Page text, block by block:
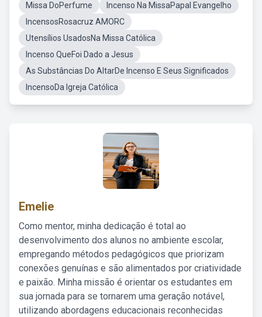
Missa DoPerfume
Incenso Na MissaPapal Evangelho
IncensosRosacruz AMORC
Utensílios UsadosNa Missa Católica
Incenso QueFoi Dado a Jesus
As Substâncias Do AltarDe Incenso E Seus Significados
IncensoDa Igreja Católica
Emelie
Como mentor, minha dedicação é total ao
desenvolvimento dos alunos no ambiente escolar,
empregando métodos pedagógicos que priorizam
conexões genuínas e são alimentados por criatividade
e paixão. Minha missão é orientar os estudantes em
sua jornada para se tornarem uma geração notável,
utilizando abordagens educacionais reconhecidas